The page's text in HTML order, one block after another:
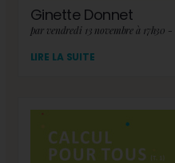
Ginette Donnet
LIRE LA SUITE